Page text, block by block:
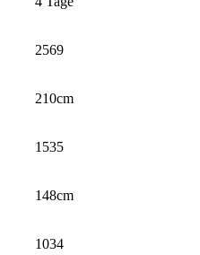
2569
210cm
1535
148cm
1034